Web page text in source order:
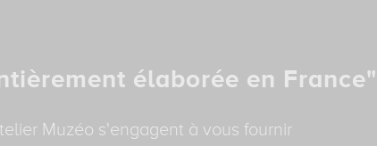
élaborée en France"
Muzéo s'engagent à vous fournir